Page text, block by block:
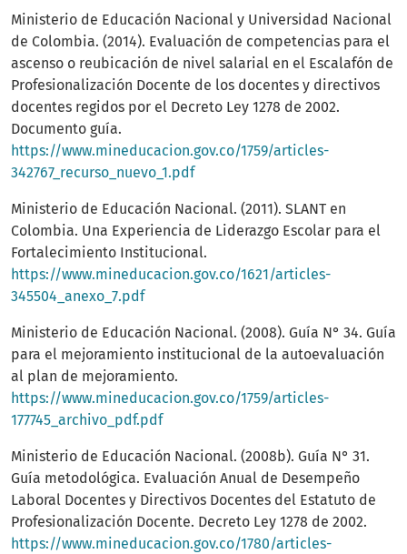
Ministerio de Educación Nacional y Universidad Nacional
de Colombia. (2014). Evaluación de competencias para el
ascenso o reubicación de nivel salarial en el Escalafón de
Profesionalización Docente de los docentes y directivos
docentes regidos por el Decreto Ley 1278 de 2002.
Documento guía.
https://www.mineducacion.gov.co/1759/articles-
342767_recurso_nuevo_1.pdf
Ministerio de Educación Nacional. (2011). SLANT en
Colombia. Una Experiencia de Liderazgo Escolar para el
Fortalecimiento Institucional.
https://www.mineducacion.gov.co/1621/articles-
345504_anexo_7.pdf
Ministerio de Educación Nacional. (2008). Guía N° 34. Guía
para el mejoramiento institucional de la autoevaluación
al plan de mejoramiento.
https://www.mineducacion.gov.co/1759/articles-
177745_archivo_pdf.pdf
Ministerio de Educación Nacional. (2008b). Guía N° 31.
Guía metodológica. Evaluación Anual de Desempeño
Laboral Docentes y Directivos Docentes del Estatuto de
Profesionalización Docente. Decreto Ley 1278 de 2002.
https://www.mineducacion.gov.co/1780/articles-